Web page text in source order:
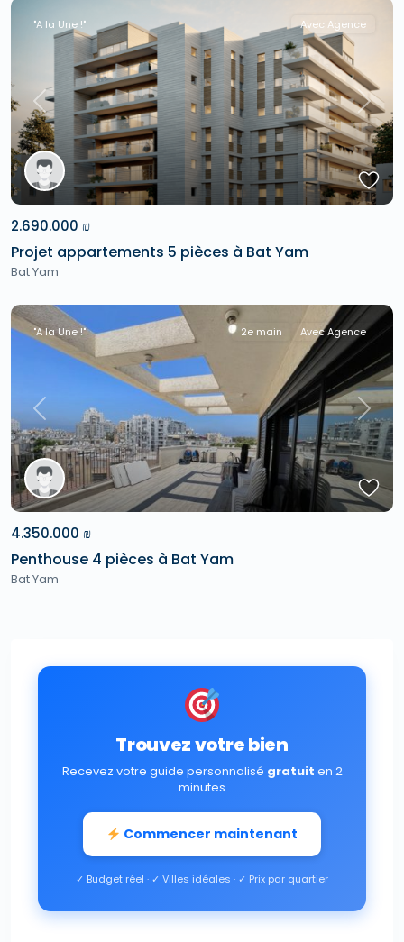
Previous Next
"A la Une !" Avec Agence
2.690.000 ₪
Projet appartements 5 pièces à Bat Yam
Bat Yam
Previous Next
"A la Une !" 2e main Avec Agence
4.350.000 ₪
Penthouse 4 pièces à Bat Yam
Bat Yam
Trouvez votre bien
Recevez votre guide personnalisé gratuit en 2
minutes
Commencer maintenant
✓ Budget réel · ✓ Villes idéales · ✓ Prix par quartier